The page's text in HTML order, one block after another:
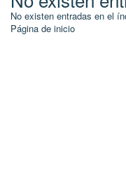
No existen entradas en el
Página de inicio